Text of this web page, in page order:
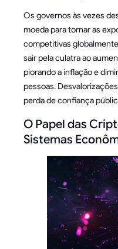
Os governos às vezes
moeda para tornar as
competitivas
sair pela culatra ao
piorando a inflação e
pessoas.
perda de confiança
O Papel das
Sistemas